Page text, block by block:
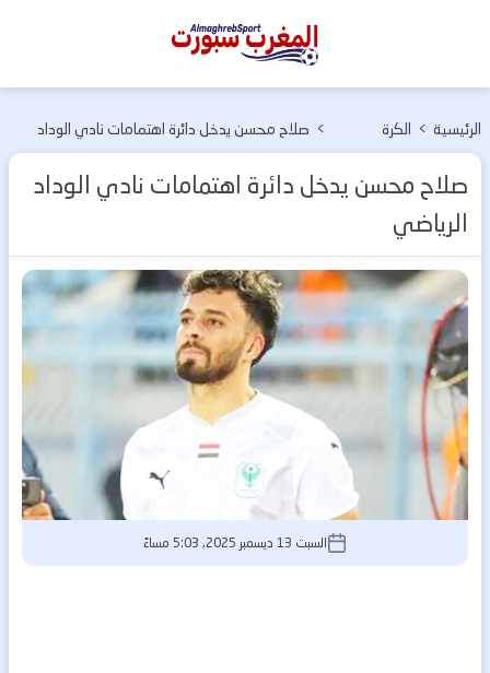
المغرب
الرئيسية > الكرة
> صلاح محسن يدخل دائرة اهتمامات نادي الوداد
صلاح محسن يدخل دائرة اهتمامات نادي الوداد
الرياضي
السبت 13 ديسمبر 2025, 5:03 مساءً